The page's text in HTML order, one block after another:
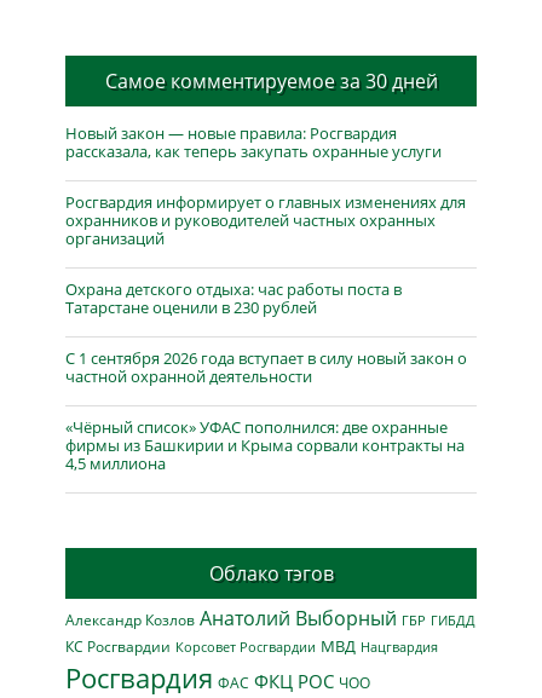
Самое комментируемое за 30 дней
Новый закон — новые правила: Росгвардия
рассказала, как теперь закупать охранные услуги
Росгвардия информирует о главных изменениях для
охранников и руководителей частных охранных
организаций
Охрана детского отдыха: час работы поста в
Татарстане оценили в 230 рублей
С 1 сентября 2026 года вступает в силу новый закон о
частной охранной деятельности
«Чёрный список» УФАС пополнился: две охранные
фирмы из Башкирии и Крыма сорвали контракты на
4,5 миллиона
Облако тэгов
Александр Козлов Анатолий Выборный ГБР ГИБДД
КС Росгвардии Корсовет Росгвардии МВД Нацгвардия
Росгвардия ФАС ФКЦ РОС ЧОО